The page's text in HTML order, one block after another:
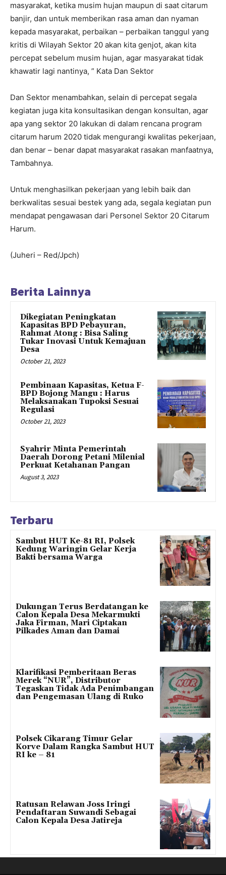
masyarakat, ketika musim hujan maupun di saat citarum
banjir, dan untuk memberikan rasa aman dan nyaman
kepada masyarakat, perbaikan – perbaikan tanggul yang
kritis di Wilayah Sektor 20 akan kita genjot, akan kita
percepat sebelum musim hujan, agar masyarakat tidak
khawatir lagi nantinya, ” Kata Dan Sektor
Dan Sektor menambahkan, selain di percepat segala
kegiatan juga kita konsultasikan dengan konsultan, agar
apa yang sektor 20 lakukan di dalam rencana program
citarum harum 2020 tidak mengurangi kwalitas pekerjaan,
dan benar – benar dapat masyarakat rasakan manfaatnya,
Tambahnya.
Untuk menghasilkan pekerjaan yang lebih baik dan
berkwalitas sesuai bestek yang ada, segala kegiatan pun
mendapat pengawasan dari Personel Sektor 20 Citarum
Harum.
(Juheri – Red/Jpch)
Berita Lainnya
Dikegiatan Peningkatan
Kapasitas BPD Pebayuran,
Rahmat Atong : Bisa Saling
Tukar Inovasi Untuk Kemajuan
Desa
October 21, 2023
Pembinaan Kapasitas, Ketua F-
BPD Bojong Mangu : Harus
Melaksanakan Tupoksi Sesuai
Regulasi
October 21, 2023
Syahrir Minta Pemerintah
Daerah Dorong Petani Milenial
Perkuat Ketahanan Pangan
August 3, 2023
Terbaru
Sambut HUT Ke-81 RI, Polsek
Kedung Waringin Gelar Kerja
Bakti bersama Warga
Dukungan Terus Berdatangan ke
Calon Kepala Desa Mekarmukti
Jaka Firman, Mari Ciptakan
Pilkades Aman dan Damai
Klarifikasi Pemberitaan Beras
Merek “NUR”, Distributor
Tegaskan Tidak Ada Penimbangan
dan Pengemasan Ulang di Ruko
Polsek Cikarang Timur Gelar
Korve Dalam Rangka Sambut HUT
RI ke – 81
Ratusan Relawan Joss Iringi
Pendaftaran Suwandi Sebagai
Calon Kepala Desa Jatireja